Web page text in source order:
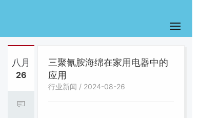
八月
26
三聚氰胺海绵在家用电器中的
应用
行业新闻 / 2024-08-26